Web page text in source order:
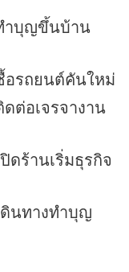
ำบุญขึ้นบ้าน
อรถยนต์คันใหม่
ต่อเจรจางาน
ดร้านเริ่มธุรกิจ
ดินทางทำบุญ